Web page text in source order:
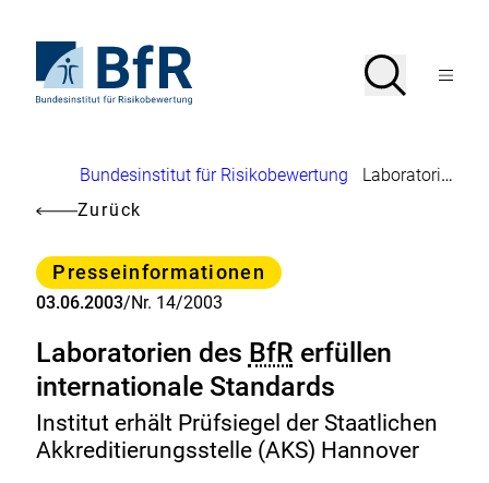
Seiteninhalt
springenStartseite
von
Suche
SucheMenü
Brotkrumennavigation
Bundesinstitut für Risikobewertung
Laboratorien des
Zurück
Kategorie
Presseinformationen
03.06.2003/Nr. 14/2003
Laboratorien des BfR erfüllen
internationale Standards
Institut erhält Prüfsiegel der Staatlichen
Akkreditierungsstelle (AKS) Hannover